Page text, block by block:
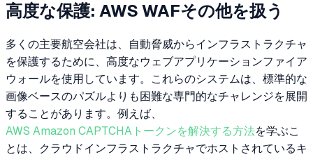
高度な保護: AWS WAFその他を扱う
多くの主要航空会社は、自動脅威からインフラストラクチャ
を保護するために、高度なウェブアプリケーションファイア
ウォールを使用しています。これらのシステムは、標準的な
画像ベースのパズルよりも困難な専門的なチャレンジを展開
することがあります。例えば、
AWS Amazon CAPTCHAトークンを解決する方法を学ぶこ
とは、クラウドインフラストラクチャでホストされているキ